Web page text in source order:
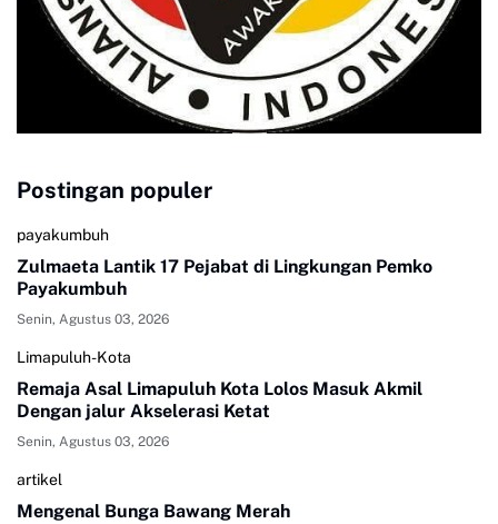
Postingan populer
payakumbuh
Zulmaeta Lantik 17 Pejabat di Lingkungan Pemko
Payakumbuh
Senin, Agustus 03, 2026
Limapuluh-Kota
Remaja Asal Limapuluh Kota Lolos Masuk Akmil
Dengan jalur Akselerasi Ketat
Senin, Agustus 03, 2026
artikel
Mengenal Bunga Bawang Merah